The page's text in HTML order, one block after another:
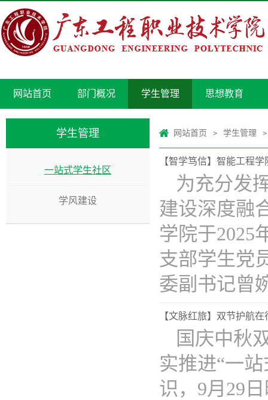
网站首页 部门概况 学生管理 思想教育
学生管理
一站式学生社区
学风建设
网站首页 > 学生管理 >
【智学笃信】智能工程
为充分发
建设深度融
学院于2025
支部学生党
委副书记曾
【文脉红旅】双节护航
国庆中秋
实推进“一
识，9月29